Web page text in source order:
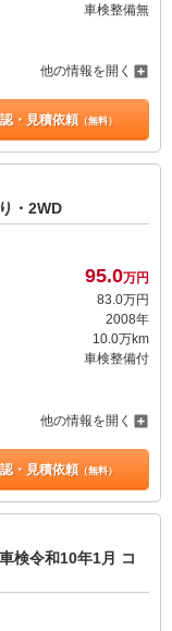
車検整備無
他の情報を開く
・見積依頼（無料）
・2WD
95.0万円
83.0万円
2008年
10.0万km
車検整備付
他の情報を開く
・見積依頼（無料）
検令和10年1月 コ